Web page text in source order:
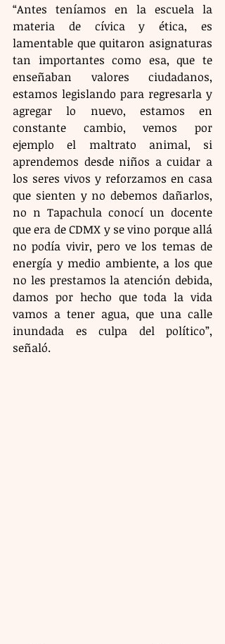
“Antes teníamos en la escuela la
materia de cívica y ética, es
lamentable que quitaron asignaturas
tan importantes como esa, que te
enseñaban valores ciudadanos,
estamos legislando para regresarla y
agregar lo nuevo, estamos en
constante cambio, vemos por
ejemplo el maltrato animal, si
aprendemos desde niños a cuidar a
los seres vivos y reforzamos en casa
que sienten y no debemos dañarlos,
no n Tapachula conocí un docente
que era de CDMX y se vino porque allá
no podía vivir, pero ve los temas de
energía y medio ambiente, a los que
no les prestamos la atención debida,
damos por hecho que toda la vida
vamos a tener agua, que una calle
inundada es culpa del político”,
señaló.